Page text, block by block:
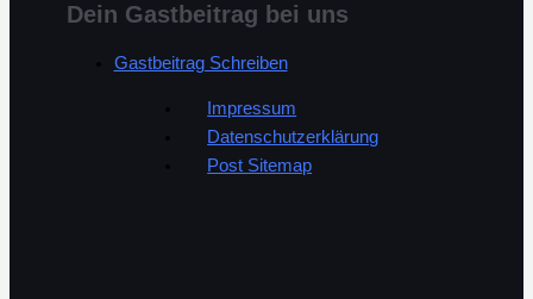
Dein Gastbeitrag bei uns
Gastbeitrag Schreiben
Impressum
Datenschutzerklärung
Post Sitemap